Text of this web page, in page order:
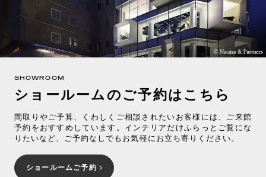
SHOWROOM
ショールームのご予約はこちら
間取りやご予算、くわしくご相談されたいお客様には、ご来館
予約をおすすめしています。インテリアだけふらっとご覧にな
りたいなど、ご予約なしでもお気軽にお立ち寄りください。
ショールームご予約